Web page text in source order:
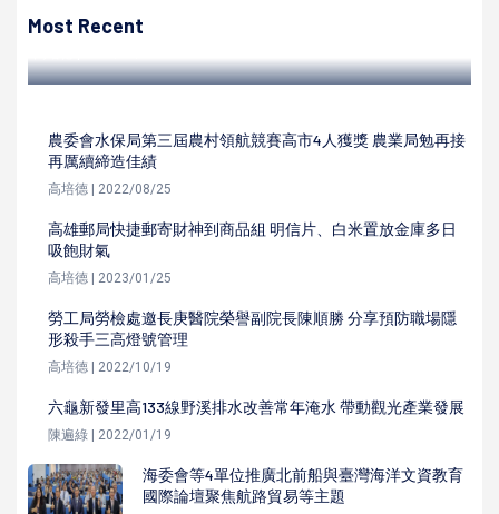
Most Recent
定經營兼顧家庭
農委會水保局第三屆農村領航競賽高市4人獲獎 農業局勉再接
再厲續締造佳績
高培德 | 2022/08/25
高雄郵局快捷郵寄財神到商品組 明信片、白米置放金庫多日
吸飽財氣
高培德 | 2023/01/25
勞工局勞檢處邀長庚醫院榮譽副院長陳順勝 分享預防職場隱
形殺手三高燈號管理
高培德 | 2022/10/19
六龜新發里高133線野溪排水改善常年淹水 帶動觀光產業發展
陳遍綠 | 2022/01/19
海委會等4單位推廣北前船與臺灣海洋文資教育
國際論壇聚焦航路貿易等主題